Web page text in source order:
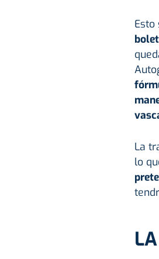
Esto
La
lo